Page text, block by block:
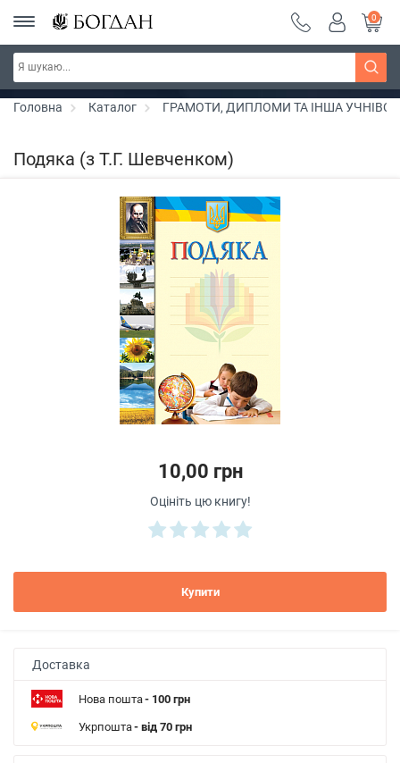
РОЗПРОДАЖ ~ 150 грн ~ 200 грн ~ 250 грн ~
300 грн ~ РОЗПРОДАЖ
Дізнатись більше
0
Головна Каталог ГРАМОТИ, ДИПЛОМИ ТА ІНША
Подяка (з Т.Г. Шевченком)
10,00 грн
Оцініть цю книгу!
Купити
Доставка
Нова пошта- 100 грн
Укрпошта- від 70 грн